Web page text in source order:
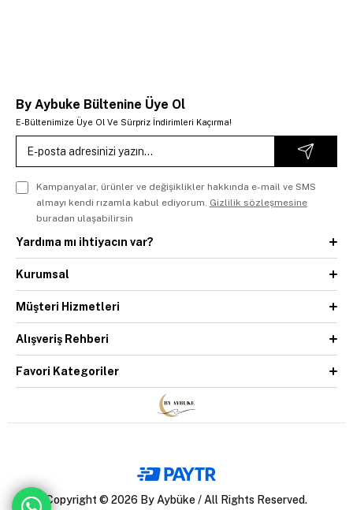
By Aybuke Bültenine Üye Ol
E-Bültenimize Üye Ol Ve Sürpriz İndirimleri Kaçırma!
Kampanyalar, ürünler ve değişiklikler hakkında e-mail ve SMS
almayı kendi rızamla kabul ediyorum. Gizlilik sözleşmesine
buradan ulaşabilirsin
Yardıma mı ihtiyacın var?
Kurumsal
Müşteri Hizmetleri
Alışveriş Rehberi
Favori Kategoriler
Copyright © 2026 By Aybüke / All Rights Reserved.